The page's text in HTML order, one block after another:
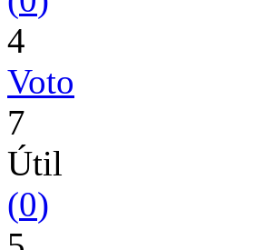
4
Voto
7
Útil
(0)